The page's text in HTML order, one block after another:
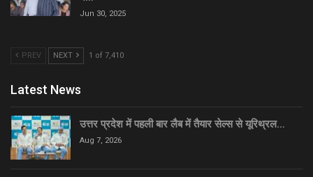
Jun 30, 2025
PREV NEXT 1 of 7,410
Latest News
उत्तर प्रदेश में पहली बार लैब में तैयार सेल्स से यूरिथ्रल…
Aug 7, 2026